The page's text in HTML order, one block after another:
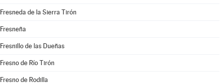
Fresneda de la Sierra Tirón
Fresneña
Fresnillo de las Dueñas
Fresno de Río Tirón
Fresno de Rodilla